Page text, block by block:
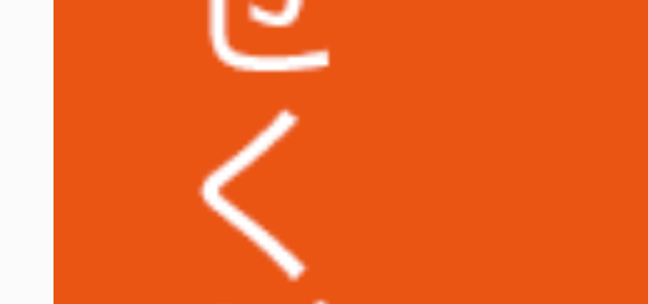
東京医科大学病院様
地方独立行政法人東京都健康長寿医療セ
広島市立安佐市民病院様